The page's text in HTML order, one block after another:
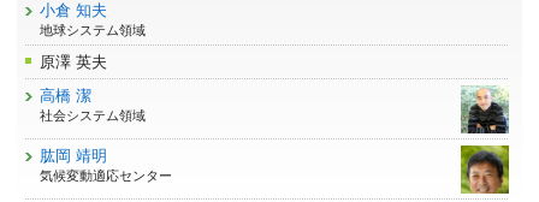
小倉 知夫
地球システム領域
原澤 英夫
高橋 潔
社会システム領域
肱岡 靖明
気候変動適応センター